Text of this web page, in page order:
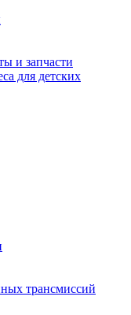
и запчасти
для детских
трансмиссий